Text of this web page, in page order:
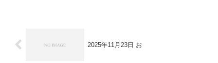
2025年11月23日 お